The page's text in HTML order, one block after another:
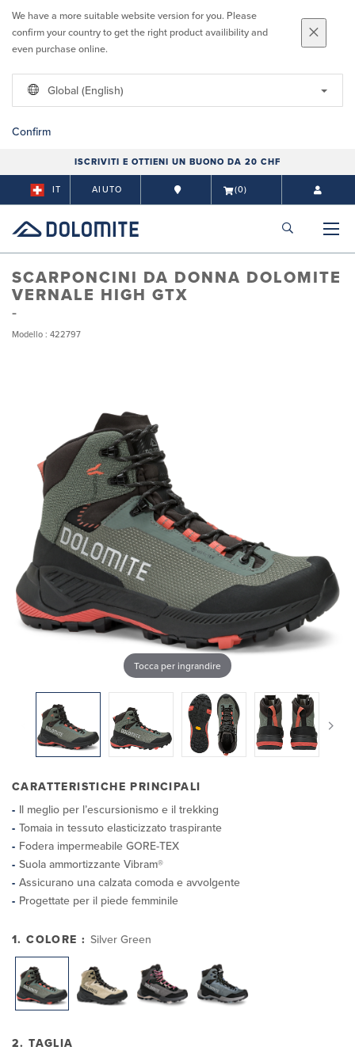
We have a more suitable website version for you. Please
confirm your country to get the right product availibility and
even purchase online.
Global (English)
Confirm
ISCRIVITI E OTTIENI UN BUONO DA 20 CHF
IT AIUTO (0)
SCARPONCINI DA DONNA DOLOMITE
VERNALE HIGH GTX
Modello : 422797
Tocca per ingrandire
CARATTERISTICHE PRINCIPALI
Il meglio per l’escursionismo e il trekking
Tomaia in tessuto elasticizzato traspirante
Fodera impermeabile GORE-TEX
Suola ammortizzante Vibram®
Assicurano una calzata comoda e avvolgente
Progettate per il piede femminile
1. COLORE : Silver Green
2. TAGLIA